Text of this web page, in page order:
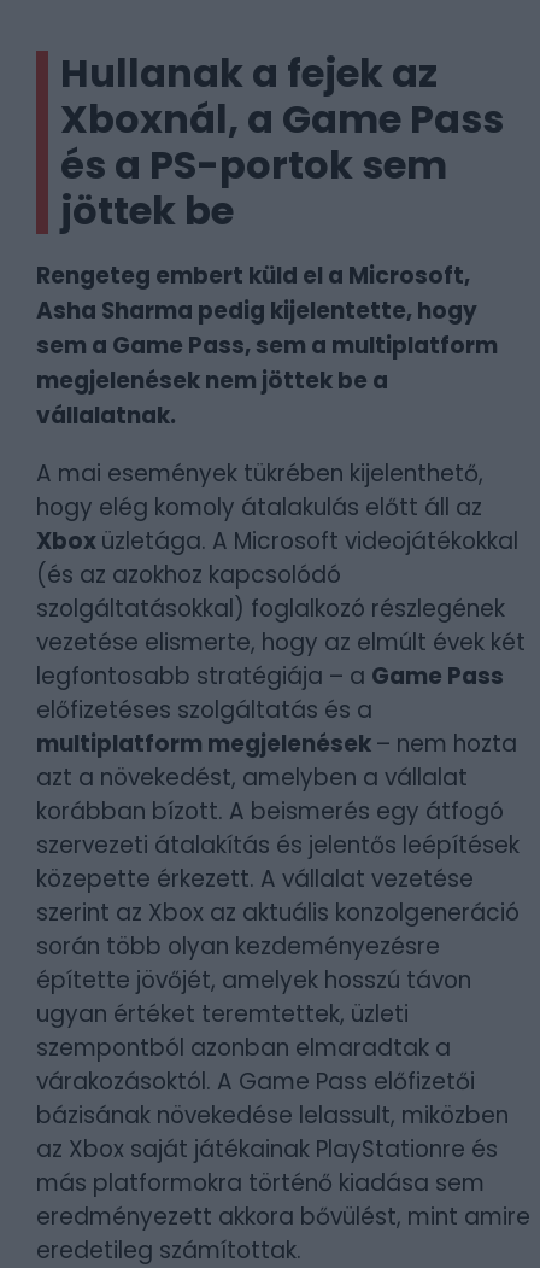
Hullanak a fejek az
Xboxnál, a Game Pass
és a PS-portok sem
jöttek be
Rengeteg embert küld el a Microsoft,
Asha Sharma pedig kijelentette, hogy
sem a Game Pass, sem a multiplatform
megjelenések nem jöttek be a
vállalatnak.
A mai események tükrében kijelenthető,
hogy elég komoly átalakulás előtt áll az
Xboxüzletága. A Microsoft videojátékokkal
(és az azokhoz kapcsolódó
szolgáltatásokkal) foglalkozó részlegének
vezetése elismerte, hogy az elmúlt évek két
legfontosabb stratégiája – a Game Pass
előfizetéses szolgáltatás és a
multiplatform megjelenések– nem hozta
azt a növekedést, amelyben a vállalat
korábban bízott. A beismerés egy átfogó
szervezeti átalakítás és jelentős leépítések
közepette érkezett. A vállalat vezetése
szerint az Xbox az aktuális konzolgeneráció
során több olyan kezdeményezésre
építette jövőjét, amelyek hosszú távon
ugyan értéket teremtettek, üzleti
szempontból azonban elmaradtak a
várakozásoktól. A Game Pass előfizetői
bázisának növekedése lelassult, miközben
az Xbox saját játékainak PlayStationre és
más platformokra történő kiadása sem
eredményezett akkora bővülést, mint amire
eredetileg számítottak.